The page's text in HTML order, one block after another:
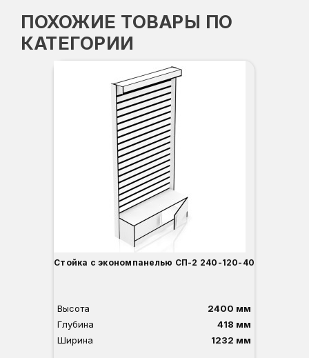
ПОХОЖИЕ ТОВАРЫ ПО
КАТЕГОРИИ
Стойка с экономпанелью СП-2 240-120-40
Высота
2400 мм
Глубина
418 мм
Ширина
1232 мм